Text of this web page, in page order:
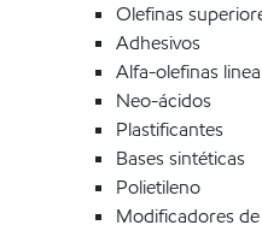
Olefinas
Adhesivos
Alfa-olefinas
Neo-ácidos
Plastificantes
Bases sintéticas
Polietileno
Modificadores